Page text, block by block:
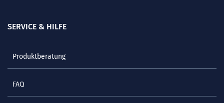
SERVICE & HILFE
Produktberatung
FAQ